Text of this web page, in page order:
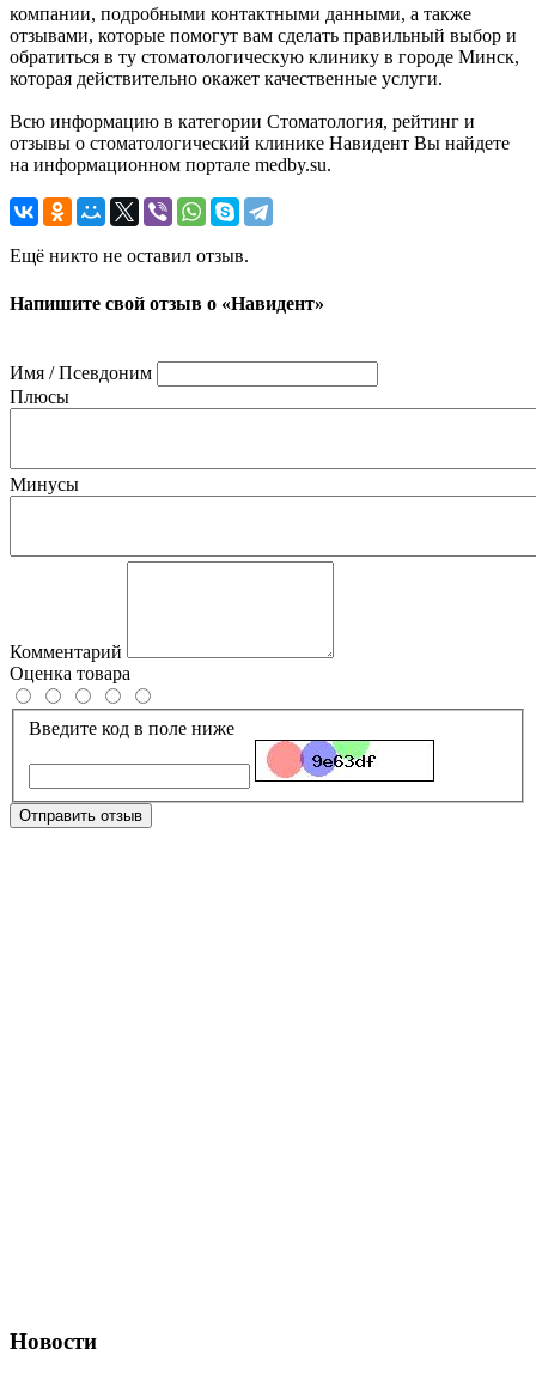
компании, подробными контактными данными, а также
отзывами, которые помогут вам сделать правильный выбор и
обратиться в ту стоматологическую клинику в городе Минск,
которая действительно окажет качественные услуги.
Всю информацию в категории Стоматология, рейтинг и
отзывы о стоматологический клинике Навидент Вы найдете
на информационном портале medby.su.
Ещё никто не оставил отзыв.
Напишите свой отзыв о «Навидент»
Имя / Псевдоним
Плюсы
Минусы
Комментарий
Оценка товара
Введите код в поле ниже
Отправить отзыв
Новости